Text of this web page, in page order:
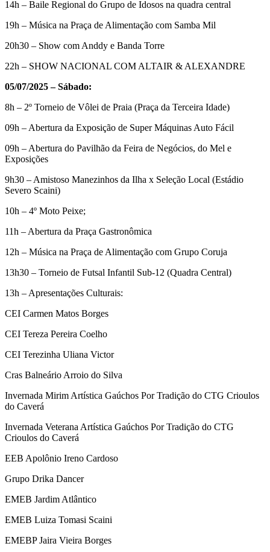
14h – Baile Regional do Grupo de Idosos na quadra central
19h – Música na Praça de Alimentação com Samba Mil
20h30 – Show com Anddy e Banda Torre
22h – SHOW NACIONAL COM ALTAIR & ALEXANDRE
05/07/2025 – Sábado:
8h – 2º Torneio de Vôlei de Praia (Praça da Terceira Idade)
09h – Abertura da Exposição de Super Máquinas Auto Fácil
09h – Abertura do Pavilhão da Feira de Negócios, do Mel e
Exposições
9h30 – Amistoso Manezinhos da Ilha x Seleção Local (Estádio
Severo Scaini)
10h – 4º Moto Peixe;
11h – Abertura da Praça Gastronômica
12h – Música na Praça de Alimentação com Grupo Coruja
13h30 – Torneio de Futsal Infantil Sub-12 (Quadra Central)
13h – Apresentações Culturais:
CEI Carmen Matos Borges
CEI Tereza Pereira Coelho
CEI Terezinha Uliana Victor
Cras Balneário Arroio do Silva
Invernada Mirim Artística Gaúchos Por Tradição do CTG Crioulos
do Caverá
Invernada Veterana Artística Gaúchos Por Tradição do CTG
Crioulos do Caverá
EEB Apolônio Ireno Cardoso
Grupo Drika Dancer
EMEB Jardim Atlântico
EMEB Luiza Tomasi Scaini
EMEBP Jaira Vieira Borges